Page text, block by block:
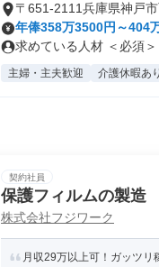
〒651-2111兵庫県神戸
年俸358万3500円～404
求めている人材 ＜必須
主婦・主夫歓迎 介護休暇あり
契約社員
保護フィルムの製造
株式会社フジワーク
月収29万以上可！ガッツ